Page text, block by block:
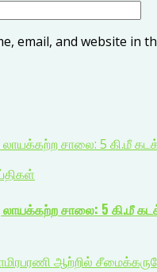
email, and website in
லாயக்கற்ற சாலை: 5 கி.மீ
லாயக்கற்ற சாலை: 5 கி.மீ
ஆற்றில்